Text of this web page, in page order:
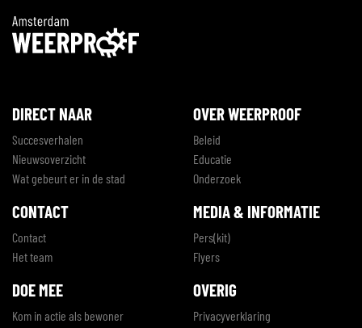
DIRECT NAAR
Succesverhalen
Nieuwsoverzicht
Wat gebeurt er in de stad
OVER WEERPROOF
Beleid
Educatie
Onderzoek
CONTACT
Contact
Het team
MEDIA & INFORMATIE
Pers(kit)
Flyers
DOE MEE
Kom in actie als bewoner
OVERIG
Privacyverklaring